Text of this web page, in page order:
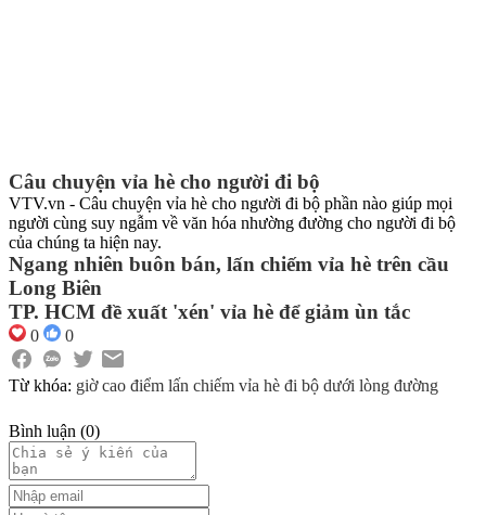
Câu chuyện vỉa hè cho người đi bộ
VTV.vn - Câu chuyện vỉa hè cho người đi bộ phần nào giúp mọi
người cùng suy ngẫm về văn hóa nhường đường cho người đi bộ
của chúng ta hiện nay.
Ngang nhiên buôn bán, lấn chiếm vỉa hè trên cầu
Long Biên
TP. HCM đề xuất 'xén' vỉa hè để giảm ùn tắc
0 0
Từ khóa: giờ cao điểm lấn chiếm vỉa hè đi bộ dưới lòng đường
Bình luận (0)